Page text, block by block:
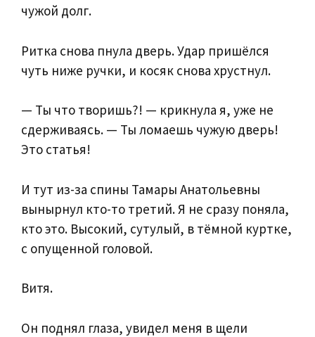
чужой долг.
Ритка снова пнула дверь. Удар пришёлся
чуть ниже ручки, и косяк снова хрустнул.
— Ты что творишь?! — крикнула я, уже не
сдерживаясь. — Ты ломаешь чужую дверь!
Это статья!
И тут из-за спины Тамары Анатольевны
вынырнул кто-то третий. Я не сразу поняла,
кто это. Высокий, сутулый, в тёмной куртке,
с опущенной головой.
Витя.
Он поднял глаза, увидел меня в щели